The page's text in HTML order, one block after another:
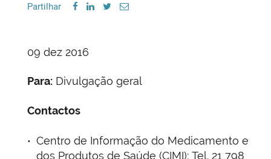
Partilhar
09 dez 2016
Para: Divulgação geral
Contactos
Centro de Informação do Medicamento e
dos Produtos de Saúde (CIMI); Tel. 21 798